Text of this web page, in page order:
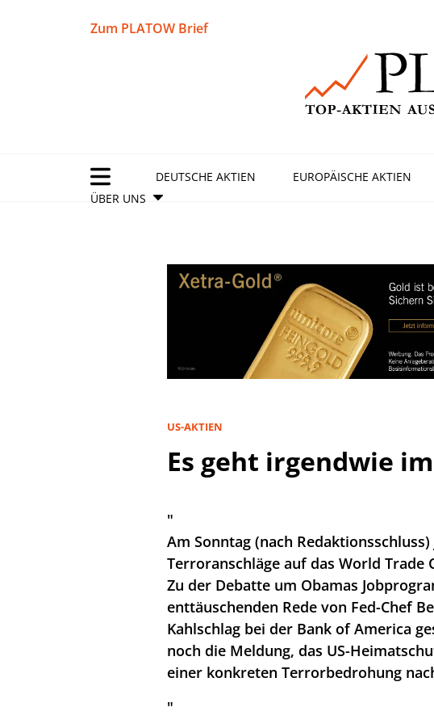
Zum PLATOW Brief
DEUTSCHE AKTIEN EUROPÄISCHE AKTIEN
ÜBER UNS
US-AKTIEN
Es geht irgendwie
"
Am Sonntag (nach
Terroranschläge auf das World Trade
Zu der Debatte um Obamas
enttäuschenden Rede von Fed-Chef
Kahlschlag bei der Bank of America
noch die Meldung, das US-
einer konkreten Terrorbedrohung
"